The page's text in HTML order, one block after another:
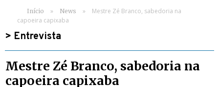
Início » News »
Mestre Zé Branco, sabedoria na
capoeira capixaba
> Entrevista
Mestre Zé Branco, sabedoria na
capoeira capixaba